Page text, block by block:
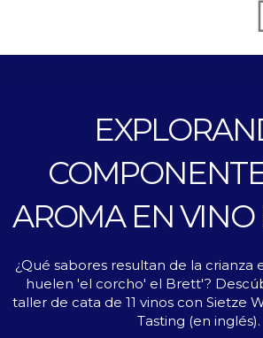
contenido
AROMA EN
¿Qué sabores resultan de la crianza
huelen 'el corcho' el Brett'?
taller de cata de 11 vinos con Sietze
Tasting (en inglés).